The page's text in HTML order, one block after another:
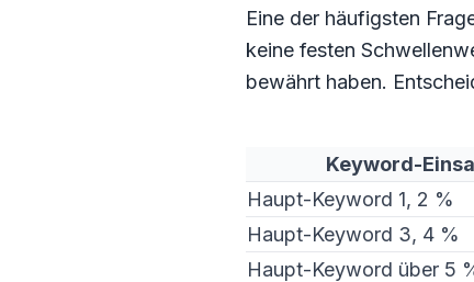
Eine der häufigsten
keine festen
bewährt haben.
Keyword-
Haupt-Keyword 1, 2 %
Haupt-Keyword 3, 4 %
Haupt-Keyword über 5